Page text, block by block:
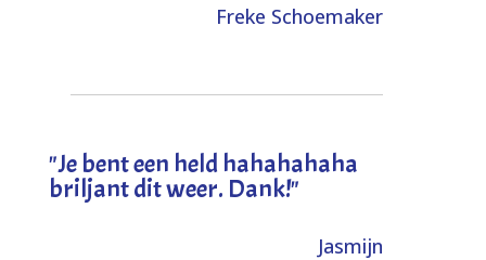
Freke Schoemaker
"Je bent een held hahahahaha
briljant dit weer. Dank!"
Jasmijn